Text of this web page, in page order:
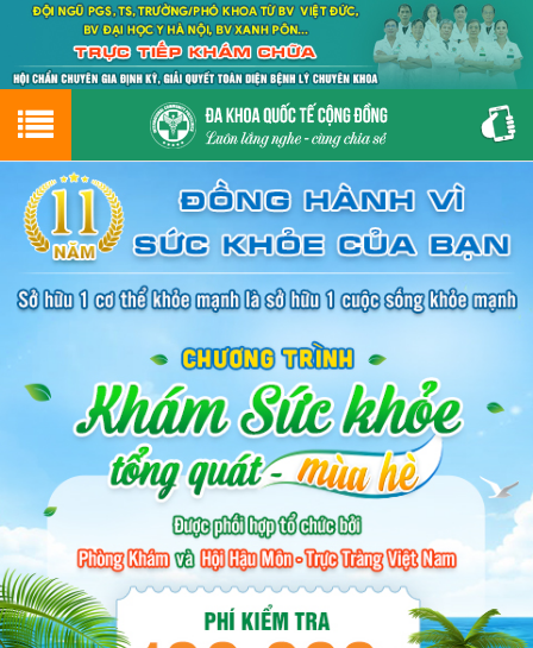
Hotline0243.9656.999tư vấn miễn phí
GIỚI THIỆU
GIỚI THIỆU VỀ PHÒNG KHÁM
CƠ SỞ VẬT CHẤT
ĐẶT HẸN LỊCH KHÁM
ĐƯỜNG TỚI PHÒNG KHÁM
PHỤ KHOA
BỆNH HẬU MÔN
BỆNH XÃ HỘI